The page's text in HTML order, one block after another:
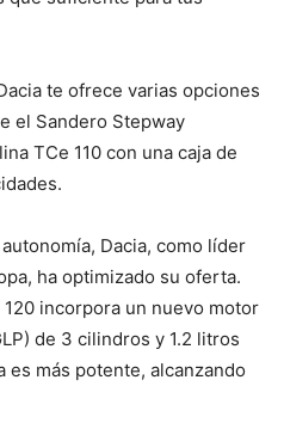
te ofrece varias opciones
el Sandero Stepway
TCe 110 con una caja de
Dacia, como líder
ha optimizado su oferta.
incorpora un nuevo motor
de 3 cilindros y 1.2 litros
más potente, alcanzando